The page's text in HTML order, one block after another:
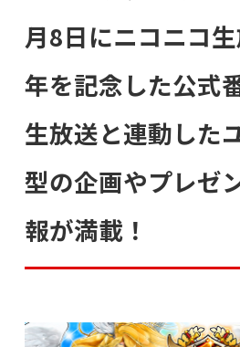
月8日にニコニコ
年を記念した公式
生放送と連動した
型の企画やプレゼ
報が満載！